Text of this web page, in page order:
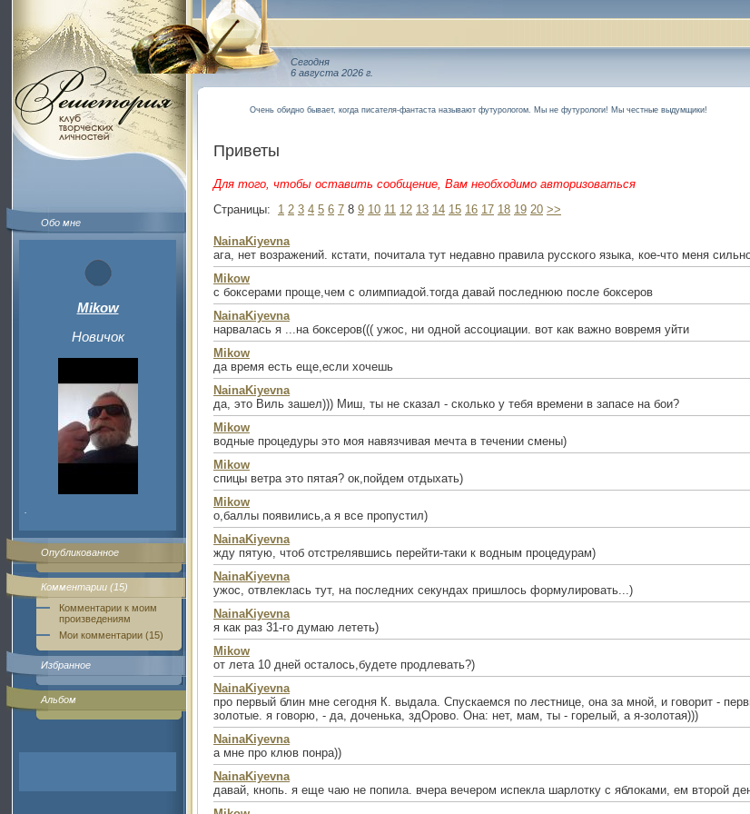
Обо мне
Mikow
Новичок
Опубликованное
Комментарии (15)
Комментарии к моим
произведениям
Мои комментарии (15)
Избранное
Альбом
Сегодня
6 августа 2026 г.
Очень обидно бывает, когда писателя-фантаста называют футурологом. Мы не футурологи! Мы честные выдумщики!
Приветы
Для того, чтобы оставить сообщение, Вам необходимо авторизоваться
Страницы: 1 2 3 4 5 6 7 8 9 10 11 12 13 14 15 16 17 18 19 20 >>
NainaKiyevna
ага, нет возражений. кстати, почитала тут недавно правила русского языка, кое-что меня
Mikow
с боксерами проще,чем с олимпиадой.тогда давай последнюю после боксеров
NainaKiyevna
нарвалась я ...на боксеров((( ужос, ни одной ассоциации. вот как важно вовремя уйти
Mikow
да время есть еще,если хочешь
NainaKiyevna
да, это Виль зашел))) Миш, ты не сказал - сколько у тебя времени в запасе на бои?
Mikow
водные процедуры это моя навязчивая мечта в течении смены)
Mikow
спицы ветра это пятая? ок,пойдем отдыхать)
Mikow
о,баллы появились,а я все пропустил)
NainaKiyevna
жду пятую, чтоб отстрелявшись перейти-таки к водным процедурам)
NainaKiyevna
ужос, отвлеклась тут, на последних секундах пришлось формулировать...)
NainaKiyevna
я как раз 31-го думаю лететь)
Mikow
от лета 10 дней осталось,будете продлевать?)
NainaKiyevna
про первый блин мне сегодня К. выдала. Спускаемся по лестнице, она за мной, и говорит -
золотые. я говорю, - да, доченька, здОрово. Она: нет, мам, ты - горелый, а я-золотая)))
NainaKiyevna
а мне про клюв понра))
NainaKiyevna
давай, кнопь. я еще чаю не попила. вчера вечером испекла шарлотку с яблоками, ем второй